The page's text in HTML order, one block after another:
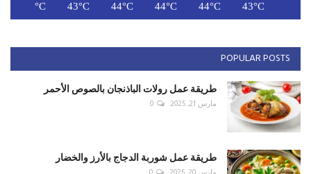
43°C
44°C
44°C
44°C
43°C
42°C
POPULAR POSTS
طريقة عمل رولات الباذنجان بالصوص الأحمر
مارس 21, 2025 0
طريقة عمل شوربة الدجاج بالأرز والخضار